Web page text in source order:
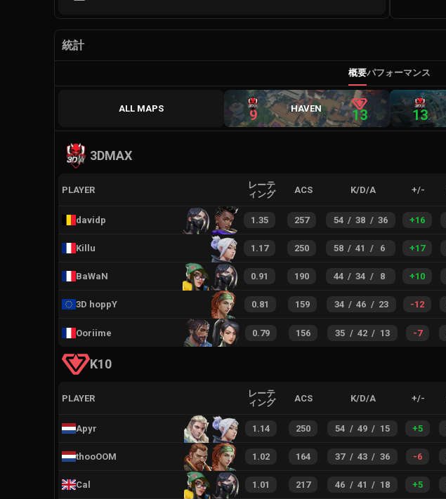
統計
概要パフォーマンス
ALL MAPS 9 HAVEN 13 13
3DMAX
PLAYER
レーテ
ィング
ACS K/D/A +/-
davidp 1.35 257 54 / 38 / 36 +16
Killu 1.17 250 58 / 41 / 6 +17
BaWaN 0.91 190 44 / 34 / 8 +10
3D hoppY 0.81 159 34 / 46 / 23 -12
Ooriime 0.79 156 35 / 42 / 13 -7
K10
PLAYER
レーテ
ィング
ACS K/D/A +/-
Apyr 1.14 250 54 / 49 / 15 +5
thooOOM 1.02 164 37 / 43 / 36 -6
Cal 1.01 217 46 / 41 / 18 +5